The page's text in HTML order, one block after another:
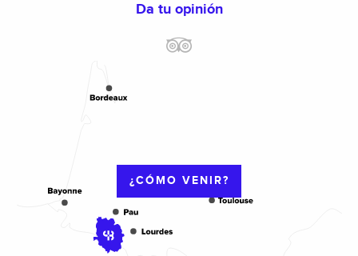
Da tu opinión
¿CÓMO VENIR?